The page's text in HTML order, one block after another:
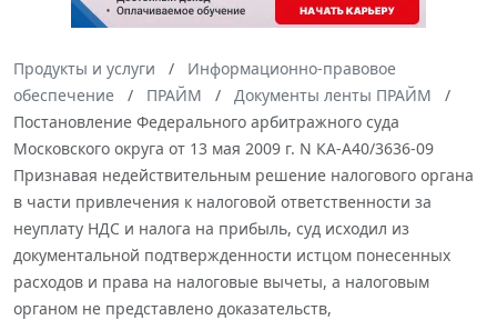
Продукты и услуги
Информационно-правовое
обеспечение
ПРАЙМ
Документы ленты ПРАЙМ
Постановление Федерального арбитражного суда
Московского округа от 13 мая 2009 г. N КА-А40/3636-09
Признавая недействительным решение налогового органа
в части привлечения к налоговой ответственности за
неуплату НДС и налога на прибыль, суд исходил из
документальной подтвержденности истцом понесенных
расходов и права на налоговые вычеты, а налоговым
органом не представлено доказательств,